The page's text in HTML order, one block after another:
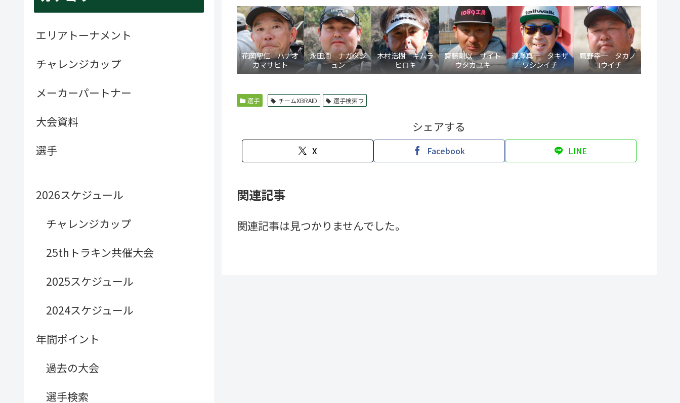
花岡聖仁 ハナオ
カマサヒト
永田潤 ナガタジ
ュン
木村浩樹 キムラ
ヒロキ
齋藤剛以 サイト
ウタカユキ
瀧澤真一 タキザ
ワシンイチ
鷹野幸一 タカノ
コウイチ
選手 チームXBRAID 選手検索ウ
シェアする
X Facebook LINE
関連記事
関連記事は見つかりませんでした。
エリアトーナメント
チャレンジカップ
メーカーパートナー
大会資料
選手
2026スケジュール
チャレンジカップ
25thトラキン共催大会
2025スケジュール
2024スケジュール
年間ポイント
過去の大会
選手検索